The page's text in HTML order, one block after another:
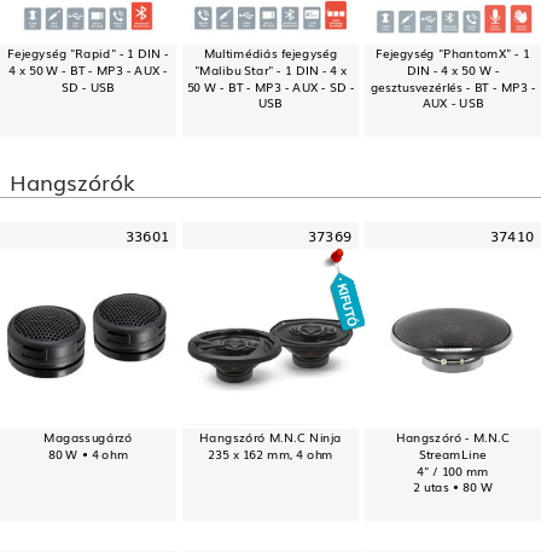
Fejegység "Rapid" - 1 DIN -
4 x 50 W - BT - MP3 - AUX -
SD - USB
Multimédiás fejegység
"Malibu Star" - 1 DIN - 4 x
50 W - BT - MP3 - AUX - SD -
USB
Fejegység "PhantomX" - 1
DIN - 4 x 50 W -
gesztusvezérlés - BT - MP3 -
AUX - USB
Hangszórók
33601
Magassugárzó
80 W • 4 ohm
37369
Hangszóró M.N.C Ninja
235 x 162 mm, 4 ohm
37410
Hangszóró - M.N.C
StreamLine
4" / 100 mm
2 utas • 80 W